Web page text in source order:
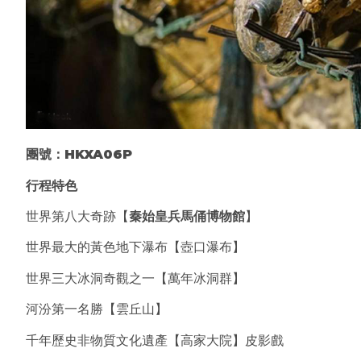
團號： HKXA06P
行程特色
世界第八大奇跡【秦始皇兵馬俑博物館】
世界最大的黃色地下瀑布【壺口瀑布】
世界三大冰洞奇觀之一【萬年冰洞群】
河汾第一名勝【雲丘山】
千年歷史非物質文化遺產【高家大院】皮影戲